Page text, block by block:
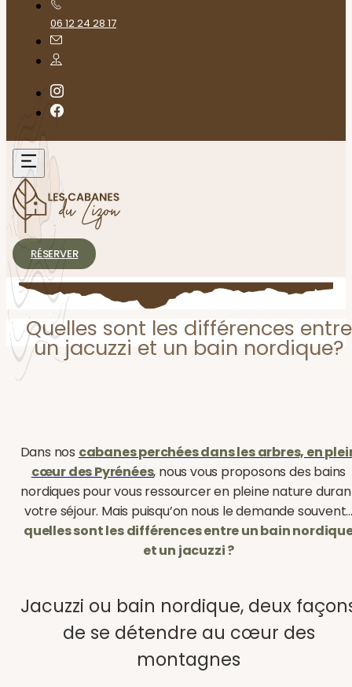
06 12 24 28 17
RÉSERVER
Quelles sont les différences entre
un jacuzzi et un bain nordique?
Dans nos cabanes perchées dans les arbres, en
cœur des Pyrénées, nous vous proposons des bains
nordiques pour vous ressourcer en pleine nature
votre séjour. Mais puisqu’on nous le demande
quelles sont les différences entre un bain
et un jacuzzi ?
Jacuzzi ou bain nordique, deux
de se détendre au cœur des
montagnes